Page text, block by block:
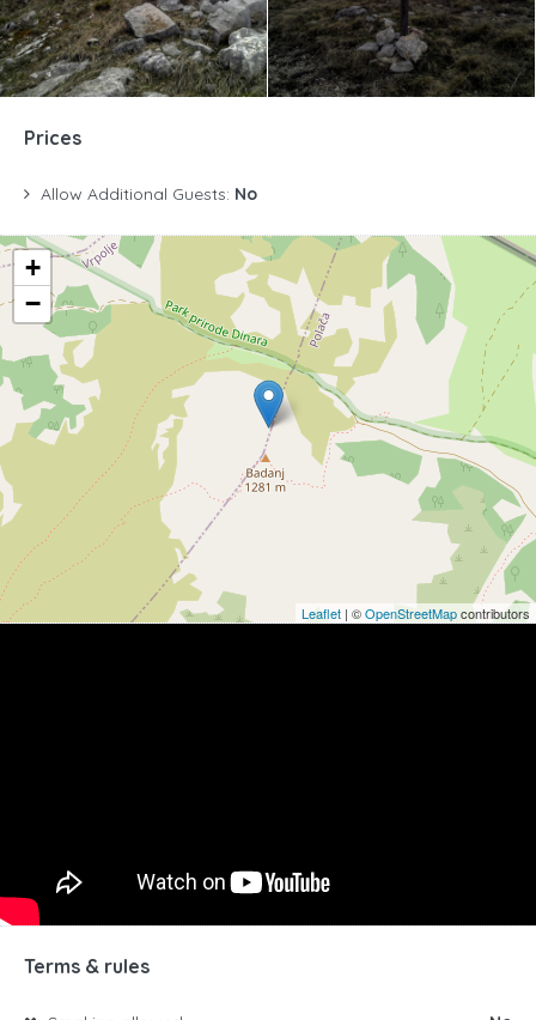
Prices
Allow Additional Guests: No
+
−
Leaflet | ©OpenStreetMapcontributors
Terms & rules